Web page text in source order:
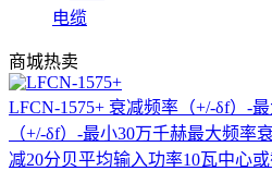
电缆
商城热卖
LFCN-1575+ 衰减频率（+/-δf）-
（+/-δf）-最小30万千赫最大频率
减20分贝平均输入功率10瓦中心